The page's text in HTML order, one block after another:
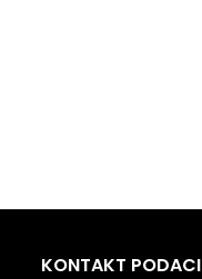
KONTAKT PODACI